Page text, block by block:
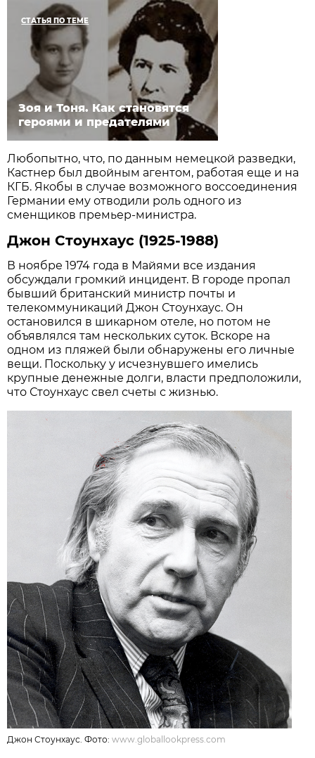
СТАТЬЯ ПО ТЕМЕ
Зоя и Тоня. Как становятся
героями и предателями
Любопытно, что, по данным немецкой разведки,
Кастнер был двойным агентом, работая еще и на
КГБ. Якобы в случае возможного воссоединения
Германии ему отводили роль одного из
сменщиков премьер-министра.
Джон Стоунхаус (1925-1988)
В ноябре 1974 года в Майями все издания
обсуждали громкий инцидент. В городе пропал
бывший британский министр почты и
телекоммуникаций Джон Стоунхаус. Он
остановился в шикарном отеле, но потом не
объявлялся там нескольких суток. Вскоре на
одном из пляжей были обнаружены его личные
вещи. Поскольку у исчезнувшего имелись
крупные денежные долги, власти предположили,
что Стоунхаус свел счеты с жизнью.
Джон Стоунхаус. Фото:www.globallookpress.com